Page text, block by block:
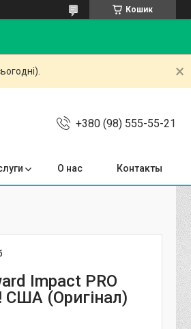
Кошик
+380 (98) 555-55-21
О нас Контакты
Impact PRO
США (Оригінал)